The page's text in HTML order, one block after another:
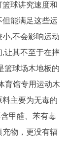
球讲究速度和
能满足这些运
,不会影响运动
,让其不至于在摔
篮球场木地板的
育馆专用运动木
主要为无毒的
甲醛、苯有毒
物，更没有辐